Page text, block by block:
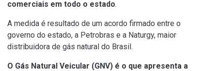
comerciais em todo o estado.
A medida é resultado de um acordo firmado entre o
governo do estado, a Petrobras e a Naturgy, maior
distribuidora de gás natural do Brasil.
O Gás Natural Veicular (GNV) é o que apresenta a